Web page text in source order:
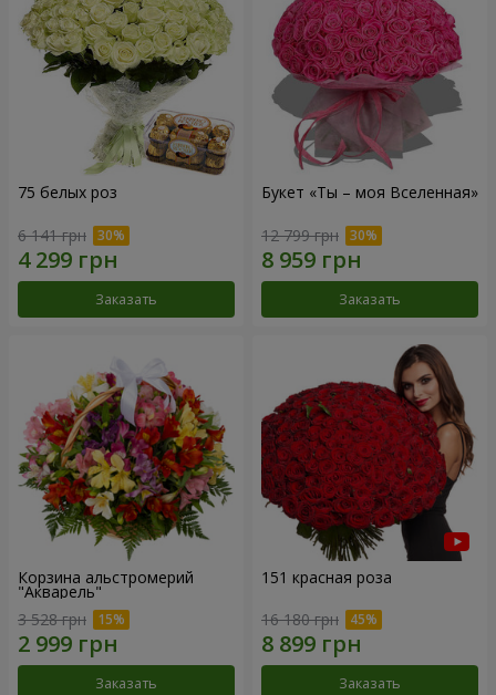
75 белых роз
6 141 грн
Заказать
Букет «Ты – моя Вселенная»
12 799 грн
Заказать
Корзина альстромерий
"Акварель"
3 528 грн
Заказать
151 красная роза
16 180 грн
Заказать